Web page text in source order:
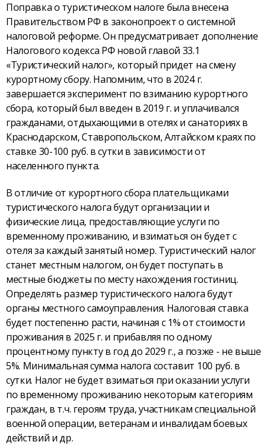
Поправка о туристическом налоге была внесена
Правительством РФ в законопроект о системной
налоговой реформе. Он предусматривает дополнение
Налогового кодекса РФ новой главой 33.1
«Туристический налог», который придет на смену
курортному сбору. Напомним, что в 2024 г.
завершается эксперимент по взиманию курортного
сбора, который был введен в 2019 г. и уплачивался
гражданами, отдыхающими в отелях и санаториях в
Краснодарском, Ставропольском, Алтайском краях по
ставке 30-100 руб. в сутки в зависимости от
населенного пункта.
В отличие от курортного сбора плательщиками
туристического налога будут организации и
физические лица, предоставляющие услуги по
временному проживанию, и взиматься он будет с
отеля за каждый занятый номер. Туристический налог
станет местным налогом, он будет поступать в
местные бюджеты по месту нахождения гостиниц.
Определять размер туристического налога будут
органы местного самоуправления. Налоговая ставка
будет постепенно расти, начиная с 1% от стоимости
проживания в 2025 г. и прибавляя по одному
процентному пункту в год до 2029 г., а позже - не выше
5%. Минимальная сумма налога составит 100 руб. в
сутки. Налог не будет взиматься при оказании услуги
по временному проживанию некоторым категориям
граждан, в т.ч. героям труда, участникам специальной
военной операции, ветеранам и инвалидам боевых
действий и др.